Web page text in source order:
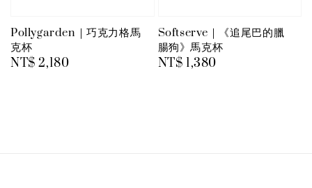
Pollygarden｜巧克力格馬
克杯
Regular
NT$ 2,180
Softserve｜《追尾巴的臘
腸狗》馬克杯
Regular
NT$ 1,380